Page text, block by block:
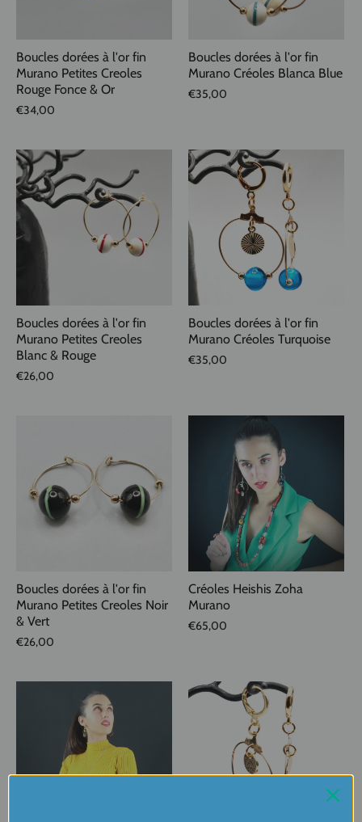
Boucles dorées à l'or fin
Murano Petites Creoles
Rouge Fonce & Or
€34,00
Boucles dorées à l'or fin
Murano Créoles Blanca Blue
€35,00
Boucles dorées à l'or fin
Murano Petites Creoles
Blanc & Rouge
€26,00
Boucles dorées à l'or fin
Murano Créoles Turquoise
€35,00
Boucles dorées à l'or fin
Murano Petites Creoles Noir
& Vert
€26,00
Créoles Heishis Zoha
Murano
€65,00